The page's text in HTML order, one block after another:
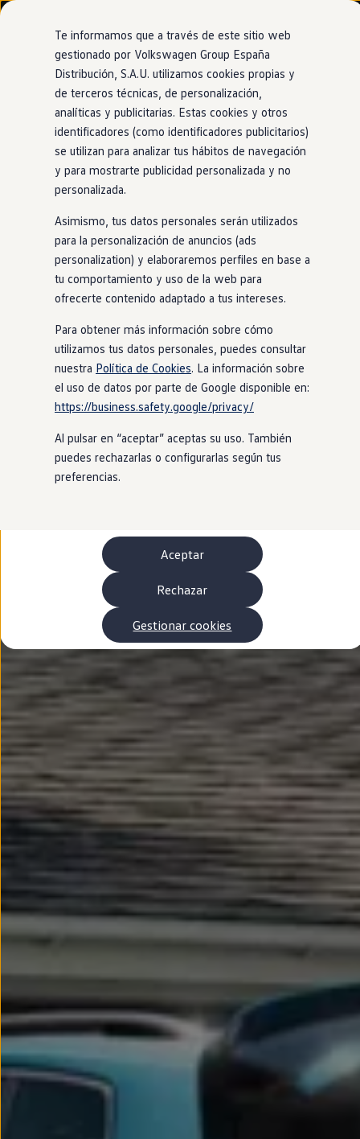
Ir
directamente
al contenido
Ir
directamente
al pie de
página
Nuevo ID. Cross
Vehículos Comerciales
Compra y ofertas
Volkswagen nuevo en stock
Volkswagen de ocasión
Financiación
My Renting
My Way
Seguros
Empresas
Autoescuelas
Eléctricos e híbridos
Más sobre híbridos
Plan Auto +
Etiquetas DGT
Simulador de autonomía, carga y ahorro
Carga y autonomía
Soluciones de carga
Tarifas de carga
Carga en casa
Modos de carga
Autonomía
Clientes y posventa
Club Volkswagen
Ofertas posventa
Beneficios Volkswagen
Asistencia en carretera
Servicios de movilidad
Garantía del fabricante
Buscar servicios para tu modelo
Volkswagen Apps, inicio de sesión y tienda
Conectar el móvil con el vehículo
Actualizaciones del software, los mapas y las
Mantenimiento y reparaciones
Revisiones e ITV
Aceite y líquidos del motor
Baterías
Frenos
Motor y chasis
Aire acondicionado y filtros
Faros y lunas
Carrocería y pintura
Llantas y neumáticos
Recambios Volkswagen
Accesorios y merchandising
Seguridad
Transporte
Entretenimiento
Personalización
Carga
Merchandising
Todo sobre tu Volkswagen
Tu coche conectado
Luces de advertencia
Manuales del coche
Información sobre EA189
Accede a My Volkswagen
Todo sobre tu Volkswagen
Suscripción de mantenimiento Long Drive
Beetle
Scirocco
Jetta
Golf
Polo
Passat
Te informamos que a través de este sitio web
gestionado por Volkswagen Group España
Distribución, S.A.U. utilizamos cookies propias y
de terceros técnicas, de personalización,
analíticas y publicitarias. Estas cookies y otros
identificadores (como identificadores publicitarios)
se utilizan para analizar tus hábitos de navegación
y para mostrarte publicidad personalizada y no
personalizada.
Asimismo, tus datos personales serán utilizados
para la personalización de anuncios (ads
personalization) y elaboraremos perfiles en base a
tu comportamiento y uso de la web para
ofrecerte contenido adaptado a tus intereses.
Para obtener más información sobre cómo
utilizamos tus datos personales, puedes consultar
nuestra Política de Cookies. La información sobre
el uso de datos por parte de Google disponible en:
https://business.safety.google/privacy/
Al pulsar en “aceptar” aceptas su uso. También
puedes rechazarlas o configurarlas según tus
preferencias.
Aceptar
Rechazar
Gestionar cookies